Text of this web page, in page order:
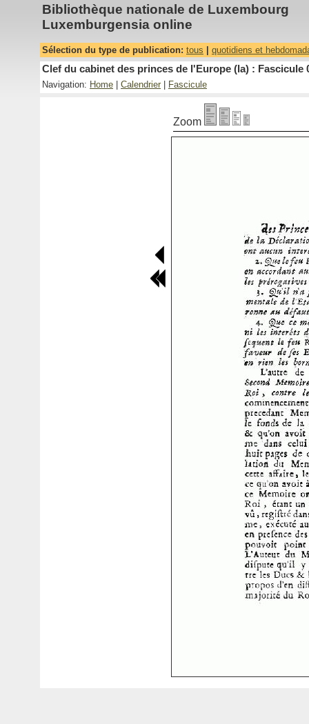
Bibliothèque nationale de Luxembourg
Luxemburgensia online
Sélection du type de publication: tous quotidiens et
Clef du cabinet des princes de l'Europe (la) : Fascicule
Navigation: Home Calendrier Fascicule
Zoom